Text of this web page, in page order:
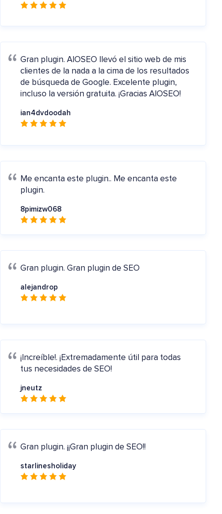
Gran plugin. AIOSEO llevó el sitio web de mis
clientes de la nada a la cima de los resultados
de búsqueda de Google. Excelente plugin,
incluso la versión gratuita. ¡Gracias AIOSEO!
ian4dvdoodah
Me encanta este plugin.. Me encanta este
plugin.
8pimizw068
Gran plugin. Gran plugin de SEO
alejandrop
¡Increíble!. ¡Extremadamente útil para todas
tus necesidades de SEO!
jneutz
Gran plugin. ¡¡Gran plugin de SEO!!
starlinesholiday